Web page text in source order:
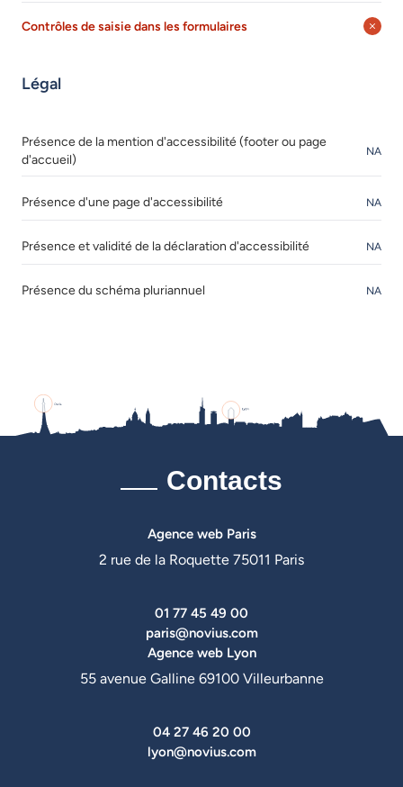
Contrôles de saisie dans les formulaires
Légal
Présence de la mention d'accessibilité (footer ou page
d'accueil)
NA
Présence d'une page d'accessibilité NA
Présence et validité de la déclaration d'accessibilité NA
Présence du schéma pluriannuel NA
Contacts
Agence web Paris
2 rue de la Roquette 75011 Paris
01 77 45 49 00
paris@novius.com
Agence web Lyon
55 avenue Galline 69100 Villeurbanne
04 27 46 20 00
lyon@novius.com